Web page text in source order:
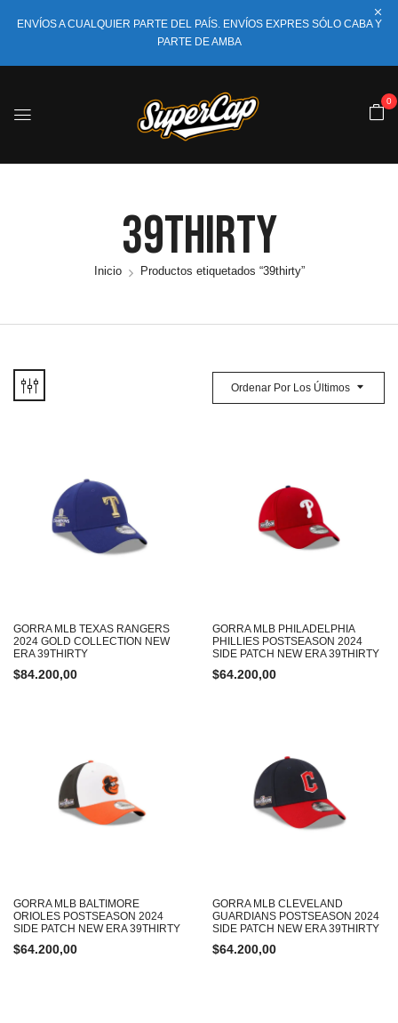
ENVÍOS A CUALQUIER PARTE DEL PAÍS. ENVÍOS EXPRES SÓLO CABA Y
PARTE DE AMBA
0
39thirty
Inicio Productos etiquetados “39thirty”
Ordenar Por Los Últimos
GORRA MLB TEXAS RANGERS
2024 GOLD COLLECTION NEW
ERA 39THIRTY
$84.200,00
GORRA MLB PHILADELPHIA
PHILLIES POSTSEASON 2024
SIDE PATCH NEW ERA 39THIRTY
$64.200,00
GORRA MLB BALTIMORE
ORIOLES POSTSEASON 2024
SIDE PATCH NEW ERA 39THIRTY
$64.200,00
GORRA MLB CLEVELAND
GUARDIANS POSTSEASON 2024
SIDE PATCH NEW ERA 39THIRTY
$64.200,00